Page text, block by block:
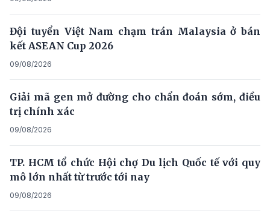
Đội tuyển Việt Nam chạm trán Malaysia ở bán
kết ASEAN Cup 2026
09/08/2026
Giải mã gen mở đường cho chẩn đoán sớm, điều
trị chính xác
09/08/2026
TP. HCM tổ chức Hội chợ Du lịch Quốc tế với quy
mô lớn nhất từ trước tới nay
09/08/2026